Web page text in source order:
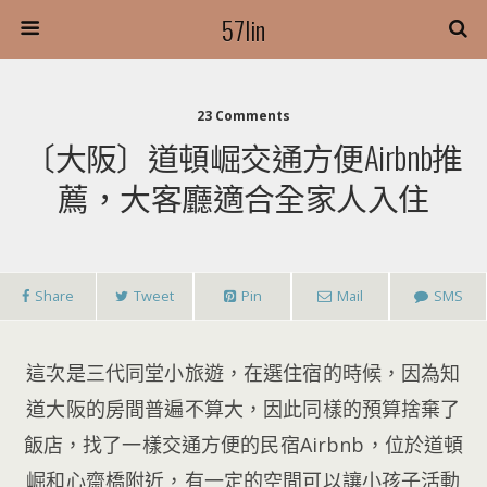
57lin
23 Comments
〔大阪〕道頓崛交通方便Airbnb推
薦，大客廳適合全家人入住
Share Tweet Pin Mail SMS
這次是三代同堂小旅遊，在選住宿的時候，因為知
道大阪的房間普遍不算大，因此同樣的預算捨棄了
飯店，找了一樣交通方便的民宿Airbnb，位於道頓
崛和心齋橋附近，有一定的空間可以讓小孩子活動